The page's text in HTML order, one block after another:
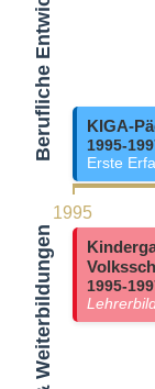
1995
1995-
Berufliche Entwicklung KIGA-
1995-
Erste